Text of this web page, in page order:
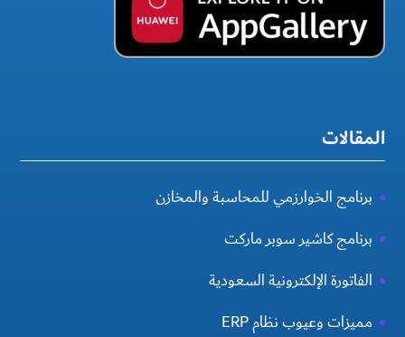
المقالات
برنامج الخوارزمي للمحاسبة والمخازن
برنامج كاشير سوبر ماركت
الفاتورة الإلكترونية السعودية
مميزات وعيوب نظام ERP